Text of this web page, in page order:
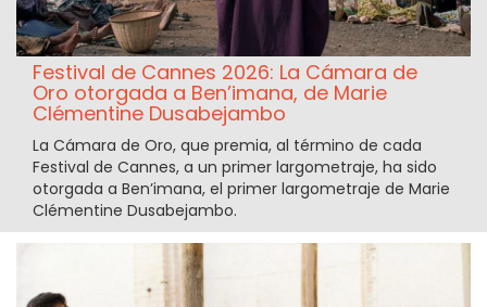
Festival de Cannes 2026: La Cámara de
Oro otorgada a Ben’imana, de Marie
Clémentine Dusabejambo
La Cámara de Oro, que premia, al término de cada
Festival de Cannes, a un primer largometraje, ha sido
otorgada a Ben’imana, el primer largometraje de Marie
Clémentine Dusabejambo.